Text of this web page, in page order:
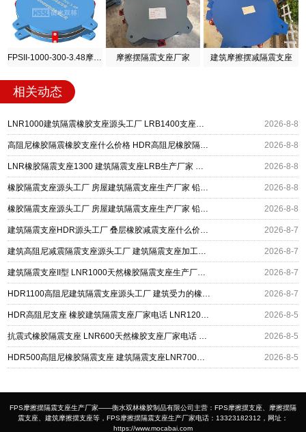
摩擦摆隔震支座厂家 建筑摩擦摆减隔震支座
相关动态
LNR1000建筑隔震橡胶支座源头工厂 LRB1400支座生产厂家 建筑水平力隔震支座厂家 2026-8-8
高阻尼橡胶隔震橡胶支座什么价格 HDR高阻尼橡胶隔震支座 HDR1200高阻尼建筑隔震支座生产厂家 2026-8-8
LNR橡胶隔震支座1300 建筑隔震支座LRB生产厂家 建筑铅芯建筑隔震支座源头工厂 2026-8-8
橡胶隔震支座源头工厂 房屋建筑隔震支座生产厂家 铅芯减震隔震支座源头工厂 2026-8-8
橡胶隔震支座源头工厂 房屋建筑隔震支座生产厂家 铅芯减震隔震支座源头工厂 2026-8-8
建筑隔震支座HDR源头工厂 叠层橡胶减震支座什么价格 抗拔减震支座厂家 2026-8-7
建筑高阻尼减震隔震支座源头工厂 建筑隔震支座加工生产厂家 LNR400天然橡胶支座厂家电话 2026-8-7
建筑隔震支座II型 LNR1000天然橡胶隔震支座生产厂家 LNR600隔震橡胶支座源头工厂 2026-8-7
HDR1100高阻尼建筑隔震支座源头工厂 建筑受力的橡胶隔震支座源头工厂 摩擦摆式减隔震支座 2026-8-7
HDR高阻尼支座 橡胶建筑隔震支座厂家电话 LNR1200橡胶支座 2026-8-5
抗震式橡胶隔震支座 LNR600天然橡胶支座厂家电话 建筑隔震支座HDR厂家 2026-8-5
HDR500高阻尼橡胶隔震支座 建筑隔震支座LNR700源头工厂 LNR400支座多少钱 2026-8-5
FPS摩擦摆隔震支座生产厂家——衡水双林橡胶制品有限公司主营：FPS摩擦摆支座、摩擦摆隔
震支座、建筑摩擦摆支座等，FPS摩擦摆隔震支座生产厂家电话：13323182312，网址：
https://www.mocabai.com